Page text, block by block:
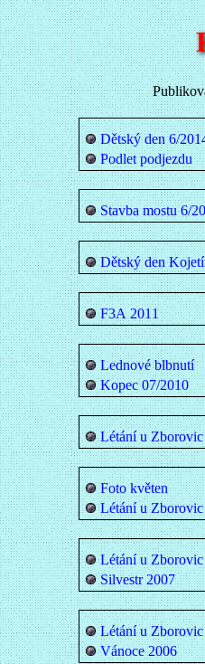
Dětský den 6/
Podlet podjezdu
Stavba mostu 6/
Dětský den
F3A 2011
Lednové blbnutí
Kopec 07/2010
Létání u
Foto květen
Létání u
Létání u
Silvestr 2007
Létání u
Vánoce 2006